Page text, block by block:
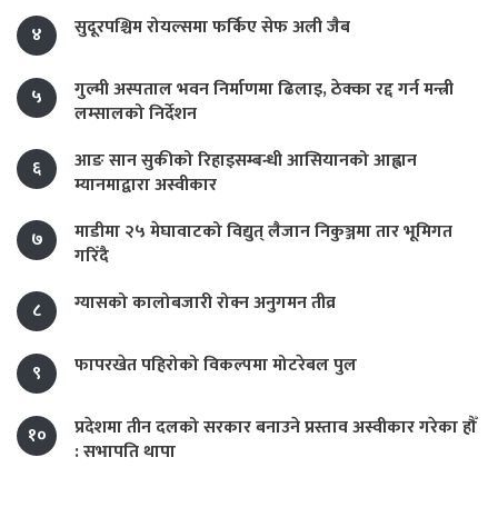
४ सुदूरपश्चिम रोयल्समा फर्किए सेफ अली जैब
५
गुल्मी अस्पताल भवन निर्माणमा ढिलाइ, ठेक्का रद्द गर्न मन्त्री
लम्सालको निर्देशन
६
आङ सान सुकीको रिहाइसम्बन्धी आसियानको आह्वान
म्यानमाद्वारा अस्वीकार
७
माडीमा २५ मेघावाटको विद्युत् लैजान निकुञ्जमा तार भूमिगत
गरिँदै
८
ग्यासको कालोबजारी रोक्न अनुगमन तीव्र
९ फापरखेत पहिरोको विकल्पमा मोटरेबल पुल
१०
प्रदेशमा तीन दलको सरकार बनाउने प्रस्ताव अस्वीकार गरेका हौँ
: सभापति थापा